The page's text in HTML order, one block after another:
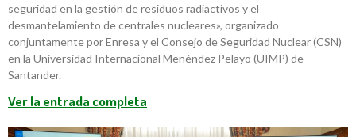
seguridad en la gestión de residuos radiactivos y el
desmantelamiento de centrales nucleares», organizado
conjuntamente por Enresa y el Consejo de Seguridad Nuclear (CSN)
en la Universidad Internacional Menéndez Pelayo (UIMP) de
Santander.
Ver la entrada completa